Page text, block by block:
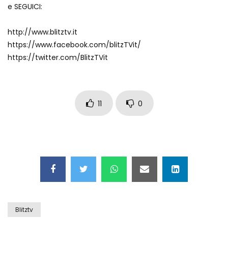
Auto coperta dal letame dopo
Nei casinò arriva il cambio oro
Esplode cabina elettrica sotterranea
e SEGUICI:
http://www.blitztv.it
https://www.facebook.com/blitzTVit/
https://twitter.com/BlitzTVit
11 0
Blitztv